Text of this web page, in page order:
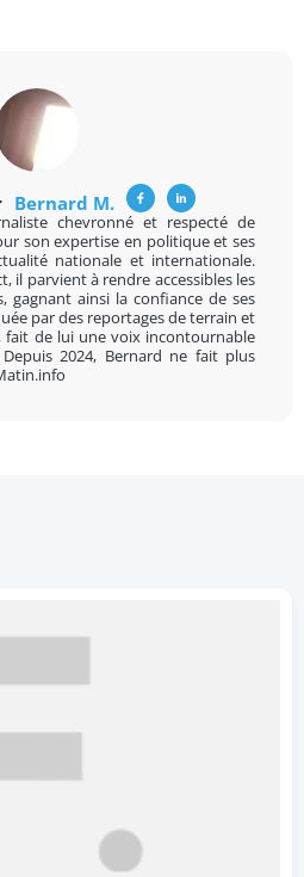
Bernard M.
chevronné et respecté de
son expertise en politique et ses
nationale et internationale.
il parvient à rendre accessibles les
gagnant ainsi la confiance de ses
par des reportages de terrain et
fait de lui une voix incontournable
2024, Bernard ne fait plus